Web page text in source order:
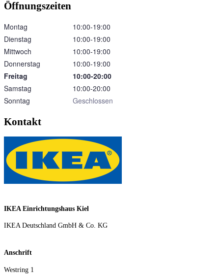
Öffnungszeiten
Montag
10:00‑19:00
Dienstag
10:00‑19:00
Mittwoch
10:00‑19:00
Donnerstag
10:00‑19:00
Freitag
10:00‑20:00
Samstag
10:00‑20:00
Sonntag
Geschlossen
Kontakt
IKEA Einrichtungshaus Kiel
IKEA Deutschland GmbH & Co. KG
Anschrift
Westring 1